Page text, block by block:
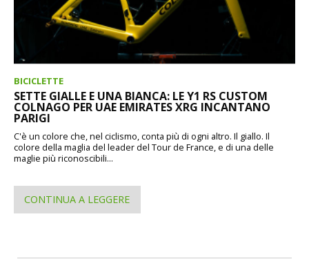
BICICLETTE
SETTE GIALLE E UNA BIANCA: LE Y1 RS CUSTOM
COLNAGO PER UAE EMIRATES XRG INCANTANO
PARIGI
C'è un colore che, nel ciclismo, conta più di ogni altro. Il giallo. Il
colore della maglia del leader del Tour de France, e di una delle
maglie più riconoscibili...
CONTINUA A LEGGERE